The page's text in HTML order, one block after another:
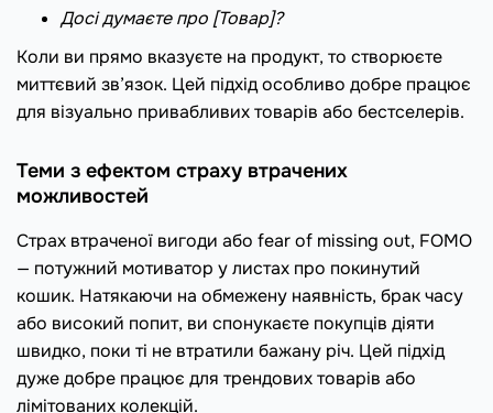
Досі думаєте про [Товар]?
Коли ви прямо вказуєте на продукт, то створюєте
миттєвий зв’язок. Цей підхід особливо добре працює
для візуально привабливих товарів або бестселерів.
Теми з ефектом страху втрачених
можливостей
Страх втраченої вигоди або fear of missing out, FOMO
— потужний мотиватор у листах про покинутий
кошик. Натякаючи на обмежену наявність, брак часу
або високий попит, ви спонукаєте покупців діяти
швидко, поки ті не втратили бажану річ. Цей підхід
дуже добре працює для трендових товарів або
лімітованих колекцій.